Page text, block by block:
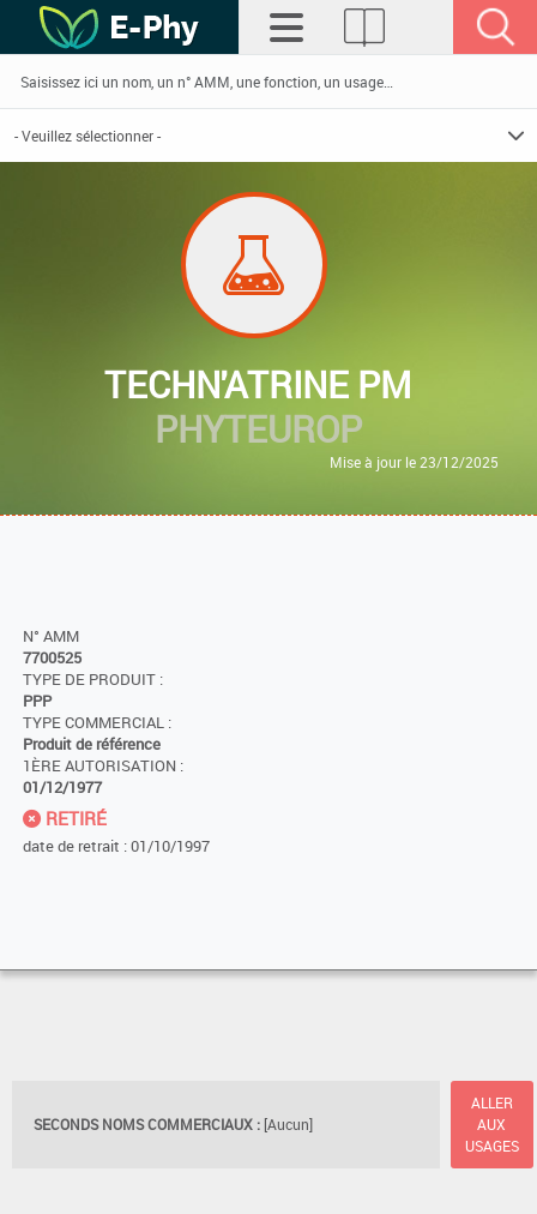
TECHN'ATRINE PM
PHYTEUROP
Mise à jour le 23/12/2025
N° AMM
7700525
TYPE DE PRODUIT :
PPP
TYPE COMMERCIAL :
Produit de référence
1ÈRE AUTORISATION :
01/12/1977
RETIRÉ
date de retrait : 01/10/1997
SECONDS NOMS COMMERCIAUX : [Aucun]
ALLER
AUX
USAGES